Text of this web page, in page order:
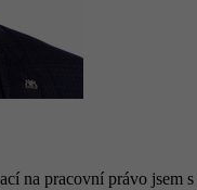
na pracovní právo jsem